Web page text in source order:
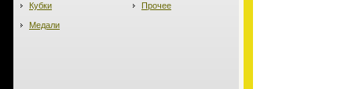
Кубки
Медали
Прочее